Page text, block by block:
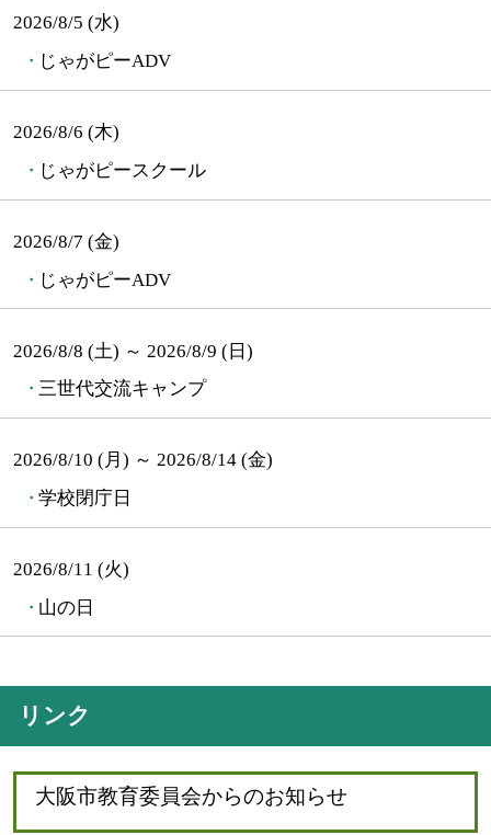
2026/8/5 (水)
じゃがピーADV
2026/8/6 (木)
じゃがピースクール
2026/8/7 (金)
じゃがピーADV
2026/8/8 (土) ～ 2026/8/9 (日)
三世代交流キャンプ
2026/8/10 (月) ～ 2026/8/14 (金)
学校閉庁日
2026/8/11 (火)
山の日
リンク
大阪市教育委員会からのお知らせ